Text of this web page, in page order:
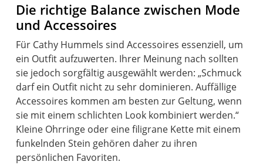
Die richtige Balance zwischen Mode
und Accessoires
Für Cathy Hummels sind Accessoires essenziell, um
ein Outfit aufzuwerten. Ihrer Meinung nach sollten
sie jedoch sorgfältig ausgewählt werden: „Schmuck
darf ein Outfit nicht zu sehr dominieren. Auffällige
Accessoires kommen am besten zur Geltung, wenn
sie mit einem schlichten Look kombiniert werden.“
Kleine Ohrringe oder eine filigrane Kette mit einem
funkelnden Stein gehören daher zu ihren
persönlichen Favoriten.